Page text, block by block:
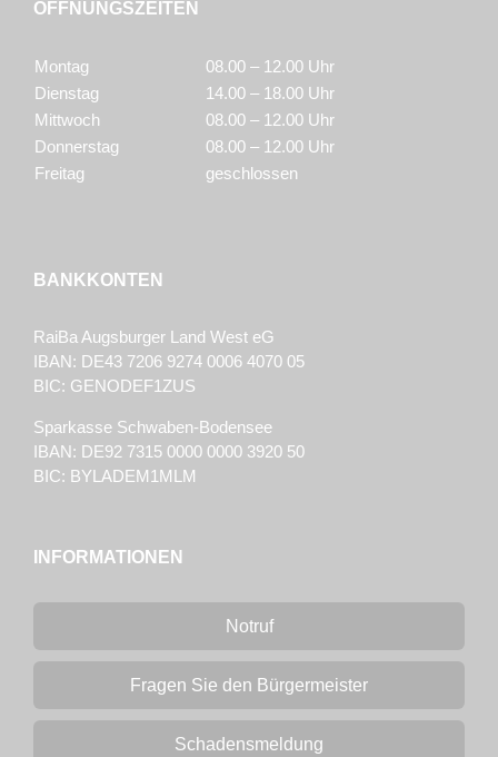
ÖFFNUNGSZEITEN
Montag
08.00 – 12.00 Uhr
Dienstag
14.00 – 18.00 Uhr
Mittwoch
08.00 – 12.00 Uhr
Donnerstag
08.00 – 12.00 Uhr
Freitag
geschlossen
BANKKONTEN
RaiBa Augsburger Land West eG
IBAN: DE43 7206 9274 0006 4070 05
BIC: GENODEF1ZUS
Sparkasse Schwaben-Bodensee
IBAN: DE92 7315 0000 0000 3920 50
BIC: BYLADEM1MLM
INFORMATIONEN
Notruf
Fragen Sie den Bürgermeister
Schadensmeldung